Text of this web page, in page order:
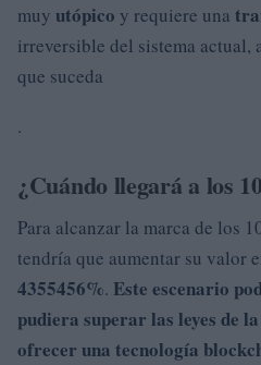
muy utópico y requiere una
irreversible del sistema actual,
que suceda
.
¿Cuándo llegará a los
Para alcanzar la marca de los
tendría que aumentar su valor
4355456%. Este escenario
pudiera superar las leyes de la
ofrecer una tecnología